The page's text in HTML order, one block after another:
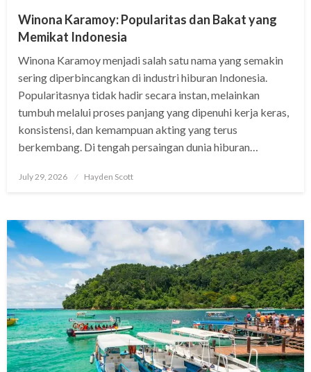
Winona Karamoy: Popularitas dan Bakat yang
Memikat Indonesia
Winona Karamoy menjadi salah satu nama yang semakin
sering diperbincangkan di industri hiburan Indonesia.
Popularitasnya tidak hadir secara instan, melainkan
tumbuh melalui proses panjang yang dipenuhi kerja keras,
konsistensi, dan kemampuan akting yang terus
berkembang. Di tengah persaingan dunia hiburan…
Posted
July 29, 2026 Hayden Scott